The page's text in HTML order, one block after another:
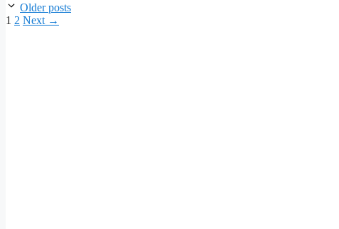
Older posts
Page
1 Page
2 Next →